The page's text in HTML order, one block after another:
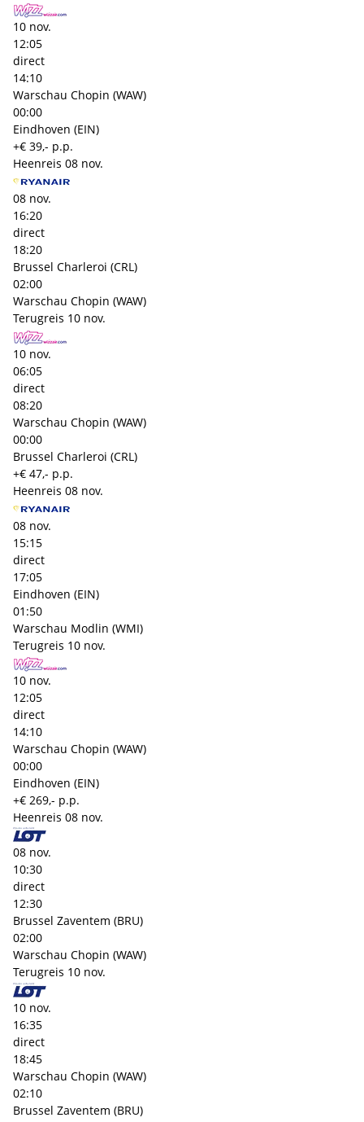
10 nov.
12:05
direct
14:10
Warschau Chopin (WAW)
00:00
Eindhoven (EIN)
+€ 39,- p.p.
Heenreis 08 nov.
08 nov.
16:20
direct
18:20
Brussel Charleroi (CRL)
02:00
Warschau Chopin (WAW)
Terugreis 10 nov.
10 nov.
06:05
direct
08:20
Warschau Chopin (WAW)
00:00
Brussel Charleroi (CRL)
+€ 47,- p.p.
Heenreis 08 nov.
08 nov.
15:15
direct
17:05
Eindhoven (EIN)
01:50
Warschau Modlin (WMI)
Terugreis 10 nov.
10 nov.
12:05
direct
14:10
Warschau Chopin (WAW)
00:00
Eindhoven (EIN)
+€ 269,- p.p.
Heenreis 08 nov.
08 nov.
10:30
direct
12:30
Brussel Zaventem (BRU)
02:00
Warschau Chopin (WAW)
Terugreis 10 nov.
10 nov.
16:35
direct
18:45
Warschau Chopin (WAW)
02:10
Brussel Zaventem (BRU)